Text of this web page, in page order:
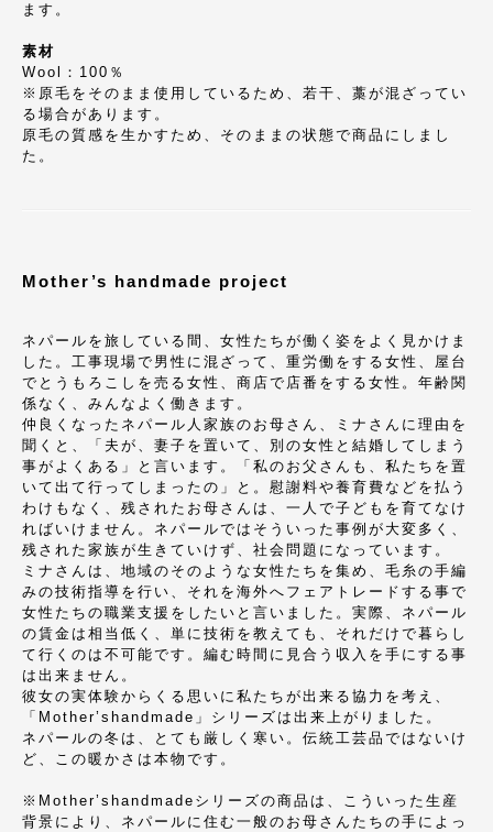
ます。
素材
Wool：100％
※原毛をそのまま使用しているため、若干、藁が混ざってい
る場合があります。
原毛の質感を生かすため、そのままの状態で商品にしまし
た。
Mother’s handmade project
ネパールを旅している間、女性たちが働く姿をよく見かけま
した。工事現場で男性に混ざって、重労働をする女性、屋台
でとうもろこしを売る女性、商店で店番をする女性。年齢関
係なく、みんなよく働きます。
仲良くなったネパール人家族のお母さん、ミナさんに理由を
聞くと、「夫が、妻子を置いて、別の女性と結婚してしまう
事がよくある」と言います。「私のお父さんも、私たちを置
いて出て行ってしまったの」と。慰謝料や養育費などを払う
わけもなく、残されたお母さんは、一人で子どもを育てなけ
ればいけません。ネパールではそういった事例が大変多く、
残された家族が生きていけず、社会問題になっています。
ミナさんは、地域のそのような女性たちを集め、毛糸の手編
みの技術指導を行い、それを海外へフェアトレードする事で
女性たちの職業支援をしたいと言いました。実際、ネパール
の賃金は相当低く、単に技術を教えても、それだけで暮らし
て行くのは不可能です。編む時間に見合う収入を手にする事
は出来ません。
彼女の実体験からくる思いに私たちが出来る協力を考え、
「Mother’shandmade」シリーズは出来上がりました。
ネパールの冬は、とても厳しく寒い。伝統工芸品ではないけ
ど、この暖かさは本物です。
※Mother’shandmadeシリーズの商品は、こういった生産
背景により、ネパールに住む一般のお母さんたちの手によっ